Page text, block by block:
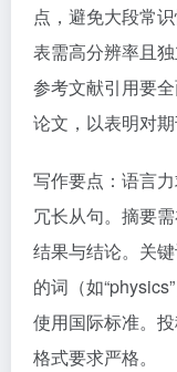
点，避免大段常
表需高分辨率且
参考文献引用要
论文，以表明对期
写作要点：语言
冗长从句。摘要
结果与结论。关
的词（如
使用国际标准。
格式要求严格。